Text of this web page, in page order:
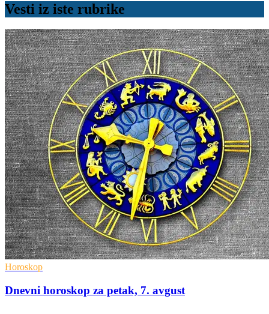
Vesti iz iste rubrike
Horoskop
Dnevni horoskop za petak, 7. avgust